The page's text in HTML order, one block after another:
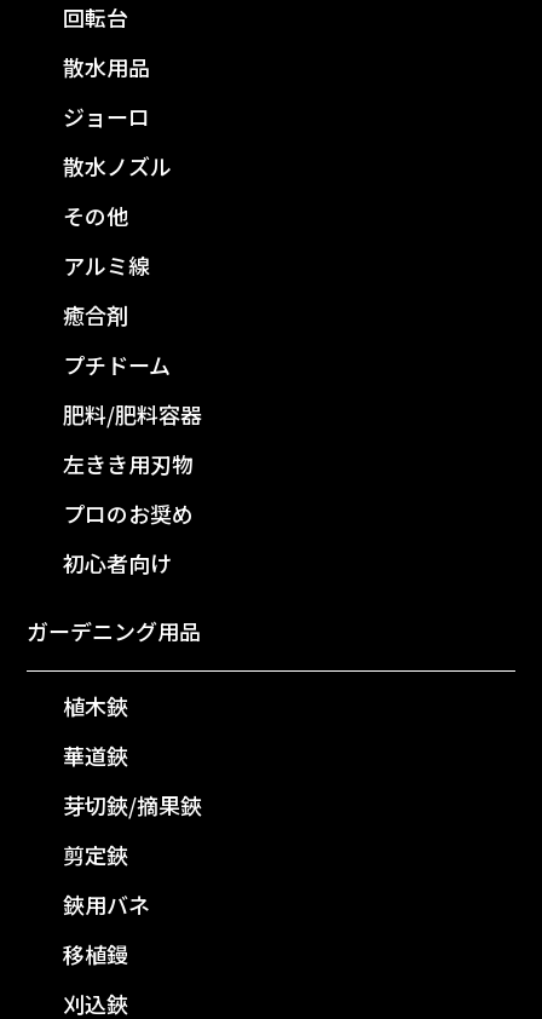
回転台
散水用品
ジョーロ
散水ノズル
その他
アルミ線
癒合剤
プチドーム
肥料/肥料容器
左きき用刃物
プロのお奨め
初心者向け
ガーデニング用品
植木鋏
華道鋏
芽切鋏/摘果鋏
剪定鋏
鋏用バネ
移植鏝
刈込鋏